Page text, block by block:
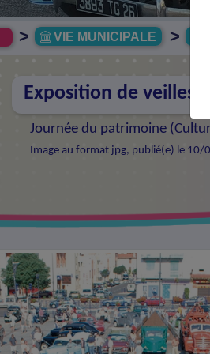
> VIE MUNICIPALE >
Exposition de veilles
Journée du patrimoine (
Image au format jpg, publié(e) le